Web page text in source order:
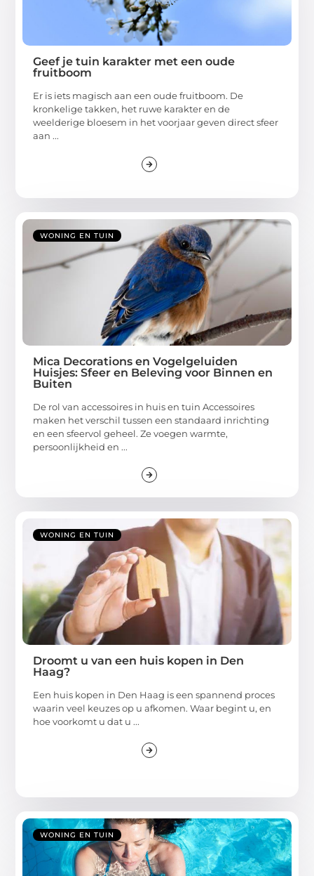
Geef je tuin karakter met een oude
fruitboom
Er is iets magisch aan een oude fruitboom. De
kronkelige takken, het ruwe karakter en de
weelderige bloesem in het voorjaar geven direct sfeer
aan ...
WONING EN TUIN
Mica Decorations en Vogelgeluiden
Huisjes: Sfeer en Beleving voor Binnen en
Buiten
De rol van accessoires in huis en tuin Accessoires
maken het verschil tussen een standaard inrichting
en een sfeervol geheel. Ze voegen warmte,
persoonlijkheid en ...
WONING EN TUIN
Droomt u van een huis kopen in Den
Haag?
Een huis kopen in Den Haag is een spannend proces
waarin veel keuzes op u afkomen. Waar begint u, en
hoe voorkomt u dat u ...
WONING EN TUIN